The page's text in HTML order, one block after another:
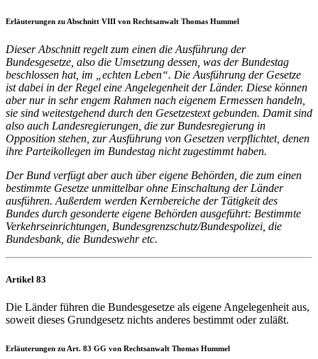
Erläuterungen zu Abschnitt VIII von Rechtsanwalt Thomas Hummel
Dieser Abschnitt regelt zum einen die Ausführung der
Bundesgesetze, also die Umsetzung dessen, was der Bundestag
beschlossen hat, im „echten Leben“. Die Ausführung der Gesetze
ist dabei in der Regel eine Angelegenheit der Länder. Diese können
aber nur in sehr engem Rahmen nach eigenem Ermessen handeln,
sie sind weitestgehend durch den Gesetzestext gebunden. Damit sind
also auch Landesregierungen, die zur Bundesregierung in
Opposition stehen, zur Ausführung von Gesetzen verpflichtet, denen
ihre Parteikollegen im Bundestag nicht zugestimmt haben.
Der Bund verfügt aber auch über eigene Behörden, die zum einen
bestimmte Gesetze unmittelbar ohne Einschaltung der Länder
ausführen. Außerdem werden Kernbereiche der Tätigkeit des
Bundes durch gesonderte eigene Behörden ausgeführt: Bestimmte
Verkehrseinrichtungen, Bundesgrenzschutz/Bundespolizei, die
Bundesbank, die Bundeswehr etc.
Artikel 83
Die Länder führen die Bundesgesetze als eigene Angelegenheit aus,
soweit dieses Grundgesetz nichts anderes bestimmt oder zuläßt.
Erläuterungen zu Art. 83 GG von Rechtsanwalt Thomas Hummel